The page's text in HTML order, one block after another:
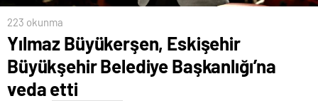
223 okunma
Yılmaz Büyükerşen, Eskişehir
Büyükşehir Belediye Başkanlığı’na
veda etti